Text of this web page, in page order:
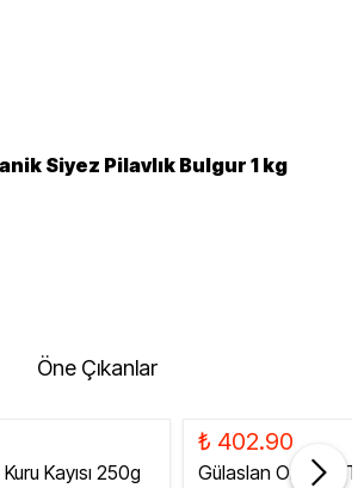
Siyez Pilavlık Bulgur 1 kg
Öne Çıkanlar
Kayısı 250g
₺ 402.90
Gülaslan Organik